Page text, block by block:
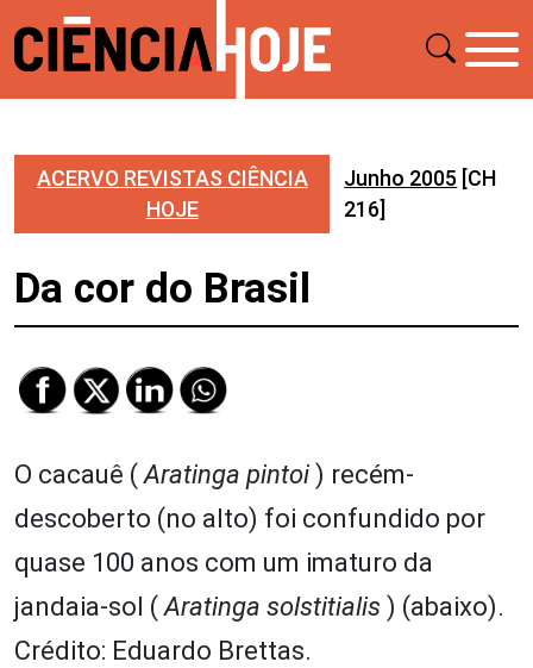
ACERVO REVISTAS CIÊNCIA
HOJE
Junho 2005 [CH
216]
Da cor do Brasil
O cacauê (Aratinga pintoi ) recém-
descoberto (no alto) foi confundido por
quase 100 anos com um imaturo da
jandaia-sol (Aratinga solstitialis ) (abaixo).
Crédito: Eduardo Brettas.